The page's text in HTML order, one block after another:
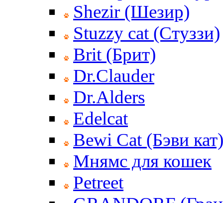
Shezir (Шезир)
Stuzzy cat (Стуззи)
Brit (Брит)
Dr.Clauder
Dr.Alders
Edelcat
Bewi Cat (Бэви кат)
Мнямс для кошек
Petreet